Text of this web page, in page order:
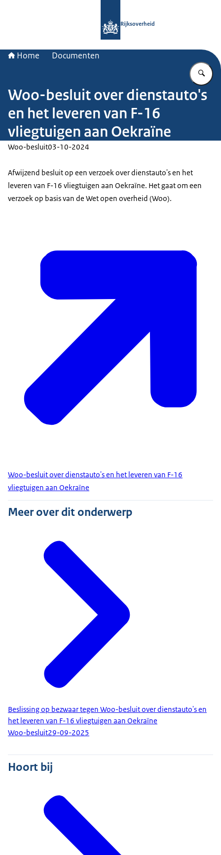
Rijksoverheid
Home Documenten
Woo-besluit over dienstauto's
en het leveren van F-16
vliegtuigen aan Oekraïne
Woo-besluit03-10-2024
Afwijzend besluit op een verzoek over dienstauto's en het
leveren van F-16 vliegtuigen aan Oekraïne. Het gaat om een
verzoek op basis van de Wet open overheid (Woo).
Woo-besluit over dienstauto's en het leveren van F-16
vliegtuigen aan Oekraïne
Meer over dit onderwerp
Beslissing op bezwaar tegen Woo-besluit over dienstauto's en
het leveren van F-16 vliegtuigen aan Oekraïne
Woo-besluit29-09-2025
Hoort bij